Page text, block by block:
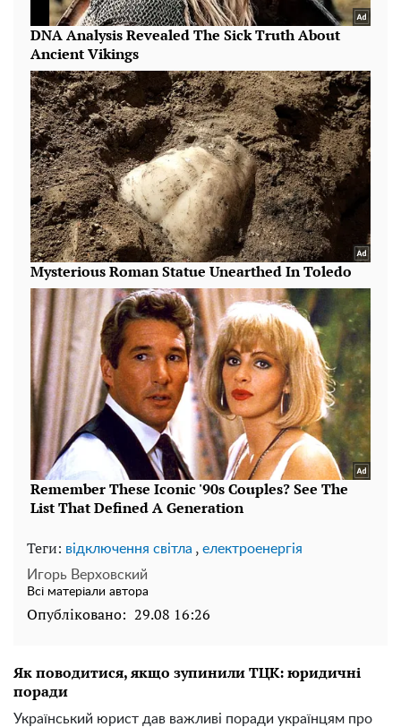
Теги: відключення світла , електроенергія
Игорь Верховский
Всі матеріали автора
Опубліковано: 29.08 16:26
Як поводитися, якщо зупинили ТЦК: юридичні
поради
Український юрист дав важливі поради українцям про